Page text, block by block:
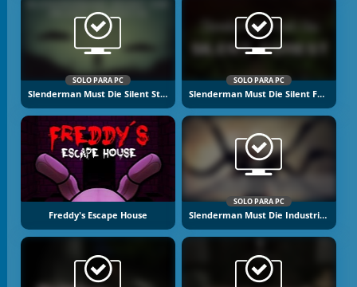
SOLO PARA PC
Slenderman Must Die Silent Streets
SOLO PARA PC
Slenderman Must Die Silent Forest
Freddy's Escape House
SOLO PARA PC
Slenderman Must Die Industrial Waste